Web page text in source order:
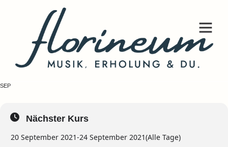
FREI & KREATIV
SEP
AUSGEBUCHT
Nächster Kurs
20 September 2021-24 September 2021(Alle Tage)